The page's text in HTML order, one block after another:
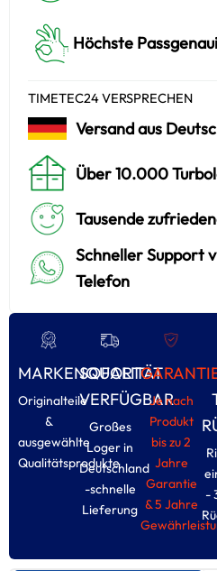
Höchste
TIMETEC24 VERSPRECHEN
Versand aus
Über 10.000
Tausende
Schneller Support
Telefon
MARKENQUALITÄT
Originalteile
&
ausgewählte
Qualitätsprodukte
SOFORT
VERFÜGBAR
Großes
Loger in
Deutschland
-schnelle
Lieferung
Je nach
Produkt
bis zu 2
Jahre
Garantie
& 5 Jahre
-